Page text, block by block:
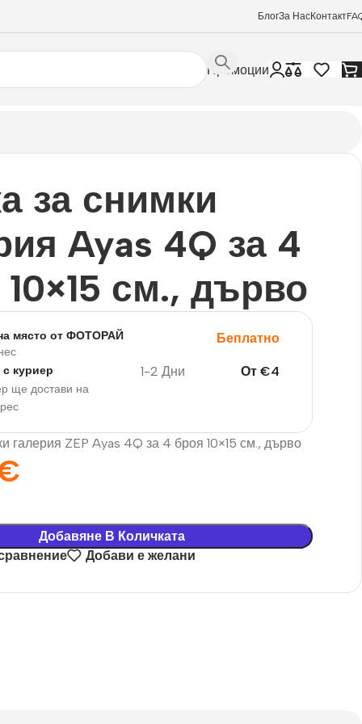
БлогЗа НасКонтакт
Промоции
за снимки
Ayas 4Q за 4
см., дърво
място от ФОТОРАЙ
Беплатно
куриер
ще достави на
1-2 Дни От €4
галерия ZEP Ayas 4Q за 4 броя 10×15 см., дърво
Добавяне В Количката
Добави е желани